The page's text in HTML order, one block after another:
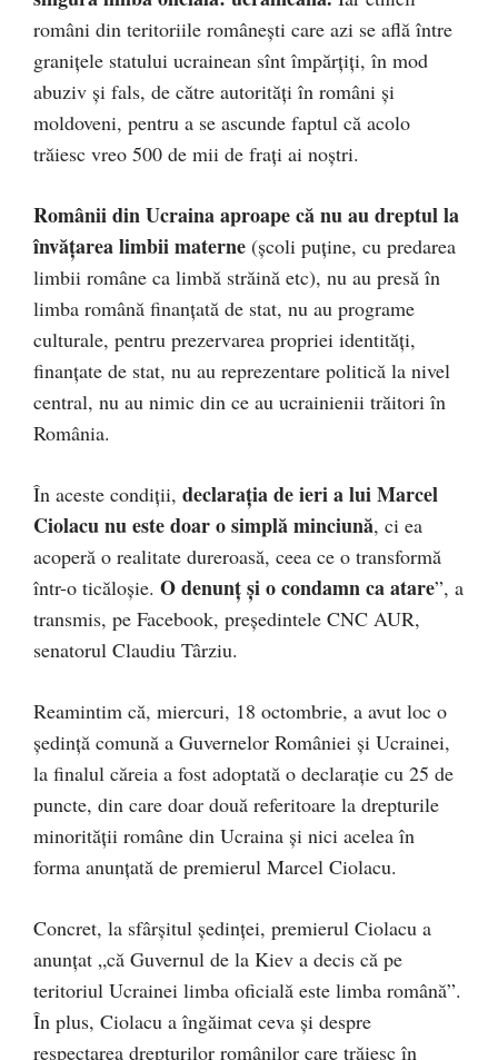
români din teritoriile românești care azi se află între
granițele statului ucrainean sînt împărțiți, în mod
abuziv și fals, de către autorități în români și
moldoveni, pentru a se ascunde faptul că acolo
trăiesc vreo 500 de mii de frați ai noștri.
Românii din Ucraina aproape că nu au dreptul la
învățarea limbii materne (școli puține, cu predarea
limbii române ca limbă străină etc), nu au presă în
limba română finanțată de stat, nu au programe
culturale, pentru prezervarea propriei identități,
finanțate de stat, nu au reprezentare politică la nivel
central, nu au nimic din ce au ucrainienii trăitori în
România.
În aceste condiții, declarația de ieri a lui Marcel
Ciolacu nu este doar o simplă minciună, ci ea
acoperă o realitate dureroasă, ceea ce o transformă
într-o ticăloșie. O denunț și o condamn ca atare”, a
transmis, pe Facebook, președintele CNC AUR,
senatorul Claudiu Târziu.
Reamintim că, miercuri, 18 octombrie, a avut loc o
ședință comună a Guvernelor României și Ucrainei,
la finalul căreia a fost adoptată o declarație cu 25 de
puncte, din care doar două referitoare la drepturile
minorității române din Ucraina și nici acelea în
forma anunțată de premierul Marcel Ciolacu.
Concret, la sfârșitul ședinței, premierul Ciolacu a
anunțat „că Guvernul de la Kiev a decis că pe
teritoriul Ucrainei limba oficială este limba română”.
În plus, Ciolacu a îngăimat ceva și despre
respectarea drepturilor românilor care trăiesc în